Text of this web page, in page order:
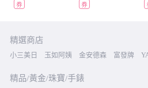
券
圖像化導航介面/
券
精選商店
小三美日 玉如阿姨 金安德森 富發牌
精品/黃金/珠寶/手錶